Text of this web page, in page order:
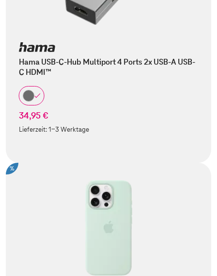
Hama USB-C-Hub Multiport 4 Ports 2x USB-A USB-
C HDMI™
34,95 €
Lieferzeit:1-3 Werktage
%